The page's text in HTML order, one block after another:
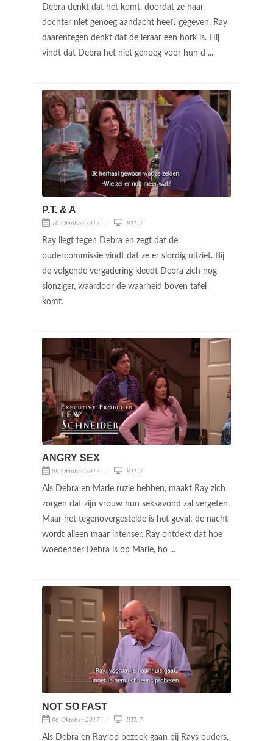
Debra denkt dat het komt, doordat ze haar
dochter niet genoeg aandacht heeft gegeven. Ray
daarentegen denkt dat de leraar een hork is. Hij
vindt dat Debra het niet genoeg voor hun d ...
P.T. & A
10 Oktober 2017 RTL 7
Ray liegt tegen Debra en zegt dat de
oudercommissie vindt dat ze er slordig uitziet. Bij
de volgende vergadering kleedt Debra zich nog
slonziger, waardoor de waarheid boven tafel
komt.
ANGRY SEX
09 Oktober 2017 RTL 7
Als Debra en Marie ruzie hebben, maakt Ray zich
zorgen dat zijn vrouw hun seksavond zal vergeten.
Maar het tegenovergestelde is het geval; de nacht
wordt alleen maar intenser. Ray ontdekt dat hoe
woedender Debra is op Marie, ho ...
NOT SO FAST
06 Oktober 2017 RTL 7
Als Debra en Ray op bezoek gaan bij Rays ouders,